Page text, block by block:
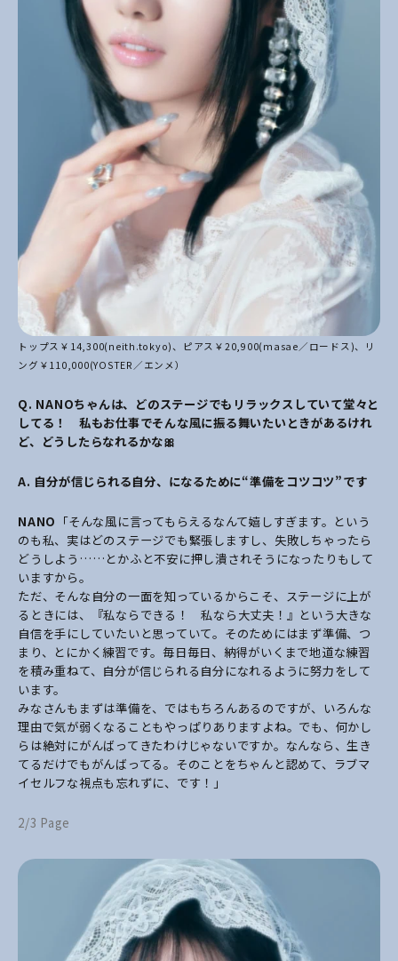
トップス￥14,300(neith.tokyo)、ピアス￥20,900(masae／ロードス)、リ
ング￥110,000(YOSTER／エンメ）
Q. NANOちゃんは、どのステージでもリラックスしていて堂々と
してる！ 私もお仕事でそんな風に振る舞いたいときがあるけれ
ど、どうしたらなれるかな🎀
A. 自分が信じられる自分、になるために“準備をコツコツ”です
NANO 「そんな風に言ってもらえるなんて嬉しすぎます。という
のも私、実はどのステージでも緊張しますし、失敗しちゃったら
どうしよう……とかふと不安に押し潰されそうになったりもして
いますから。
ただ、そんな自分の一面を知っているからこそ、ステージに上が
るときには、『私ならできる！ 私なら大丈夫！』という大きな
自信を手にしていたいと思っていて。そのためにはまず準備、つ
まり、とにかく練習です。毎日毎日、納得がいくまで地道な練習
を積み重ねて、自分が信じられる自分になれるように努力をして
います。
みなさんもまずは準備を、ではもちろんあるのですが、いろんな
理由で気が弱くなることもやっぱりありますよね。でも、何かし
らは絶対にがんばってきたわけじゃないですか。なんなら、生き
てるだけでもがんばってる。そのことをちゃんと認めて、ラブマ
イセルフな視点も忘れずに、です！」
2/3 Page